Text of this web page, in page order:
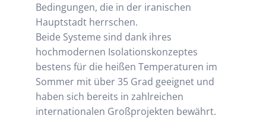
Bedingungen, die in der iranischen
Hauptstadt herrschen.
Beide Systeme sind dank ihres
hochmodernen Isolationskonzeptes
bestens für die heißen Temperaturen im
Sommer mit über 35 Grad geeignet und
haben sich bereits in zahlreichen
internationalen Großprojekten bewährt.